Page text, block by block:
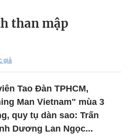
than mập
giả
Tao Đàn TPHCM,
Man Vietnam" mùa 3
quy tụ dàn sao: Trấn
Dương Lan Ngọc...